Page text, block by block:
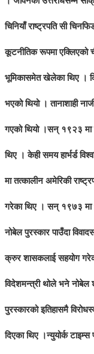
चिनियाँ राष्ट्रपति सी
कूटनीतिक रूपमा एक्लिएको
भूमिकासमेत खेलेका थिए ।
भएको थियो । तानाशाही
गएको थियो ।सन् १९२३ मा
थिए । केही समय हार्भर्ड
मा तत्कालीन अमेरिकी
गरेका थिए । सन् १९७३ मा
नोबेल पुरस्कार पाउँदा
क्रुर शासकलाई सहयोग
विदेशमन्त्री थोले भने नोबेल
पुरस्कारको इतिहासमै
दिएका थिए ।न्युयोर्क